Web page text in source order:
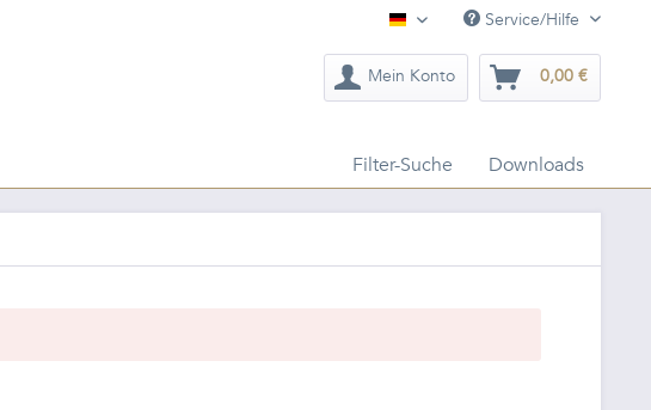
Deutsch Service/Hilfe
Mein Konto 0,00 €
Filter-Suche Downloads